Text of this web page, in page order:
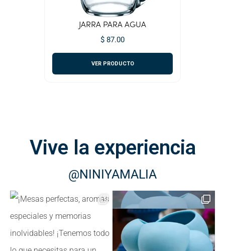
JARRA PARA AGUA
$ 87.00
VER PRODUCTO
Vive la experiencia
@NINIYAMALIA